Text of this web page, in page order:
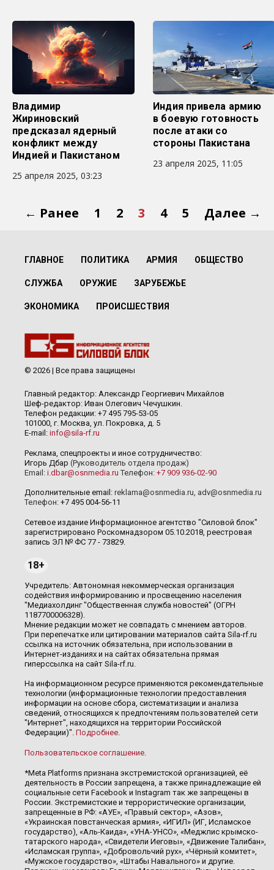
Владимир
Жириновский
предсказал ядерный
конфликт между
Индией и Пакистаном
25 апреля 2025, 03:23
Индия привела армию
в боевую готовность
после атаки со
стороны Пакистана
23 апреля 2025, 11:05
← Ранее 1 2 3 4 5 Далее →
ГЛАВНОЕ ПОЛИТИКА АРМИЯ ОБЩЕСТВО
СЛУЖБА ОРУЖИЕ ЗАРУБЕЖЬЕ
ЭКОНОМИКА ПРОИСШЕСТВИЯ
© 2026 | Все права защищены
Главный редактор: Александр Георгиевич Михайлов
Шеф-редактор: Иван Олегович Чечушкин.
Телефон редакции: +7 495 795-53-05
101000, г. Москва, ул. Покровка, д. 5
E-mail: info@sila-rf.ru
Реклама, спецпроекты и иное сотрудничество:
Игорь Дбар (Руководитель отдела продаж)
Email: i.dbar@osnmedia.ru Телефон: +7 909 936-02-90
Дополнительные email: reklama@osnmedia.ru, adv@osnmedia.ru
Телефон: +7 495 004-56-11
Сетевое издание Информационное агентство "Силовой блок"
зарегистрировано Роскомнадзором 05.10.2018, реестровая
запись ЭЛ № ФС 77 - 73829.
18+
Учредитель: Автономная некоммерческая организация
содействия информированию и просвещению населения
"Медиахолдинг "Общественная служба новостей" (ОГРН
1187700006328).
Мнение редакции может не совпадать с мнением авторов.
При перепечатке или цитировании материалов сайта Sila-rf.ru
ссылка на источник обязательна, при использовании в
Интернет-изданиях и на сайтах обязательна прямая
гиперссылка на сайт Sila-rf.ru.
На информационном ресурсе применяются рекомендательные
технологии (информационные технологии предоставления
информации на основе сбора, систематизации и анализа
сведений, относящихся к предпочтениям пользователей сети
"Интернет", находящихся на территории Российской
Федерации)". Подробнее.
Пользовательское соглашение.
*Meta Platforms признана экстремистской организацией, её
деятельность в России запрещена, а также принадлежащие ей
социальные сети Facebook и Instagram так же запрещены в
России. Экстремистские и террористические организации,
запрещенные в РФ: «АУЕ», «Правый сектор», «Азов»,
«Украинская повстанческая армия», «ИГИЛ» (ИГ, Исламское
государство), «Аль-Каида», «УНА-УНСО», «Меджлис крымско-
татарского народа», «Свидетели Иеговы», «Движение Талибан»,
«Исламская группа», «Добровольчий рух», «Чёрный комитет»,
«Мужское государство», «Штабы Навального» и другие.